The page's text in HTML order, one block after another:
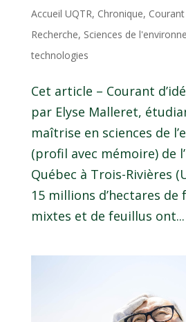
Accueil UQTR, Chronique,
Recherche, Sciences de
technologies
Cet article – Courant
par Elyse Malleret,
maîtrise en sciences de
(profil avec mémoire) de
Québec à Trois-Rivières
15 millions d’hectares
mixtes et de feuillus ont...